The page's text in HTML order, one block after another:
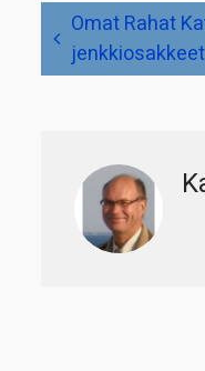
Artikkelien
selausOmat Rahat
jenkkiosakkeet